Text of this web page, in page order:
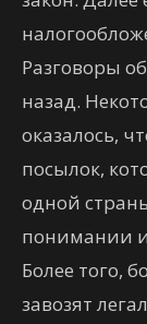
Разговоры
назад.
оказалось,
посылок,
одной
понимании
Более того,
завозят